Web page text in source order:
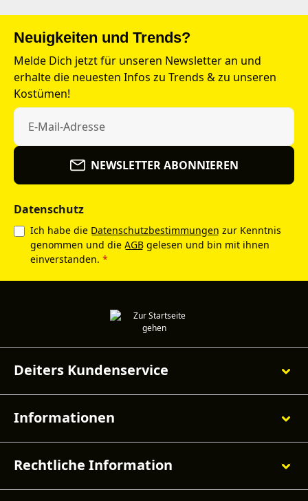
Neuigkeiten und Trends?
Melde Dich jetzt für unseren Newsletter an und
erhalte die neuesten Infos zu Trends & zu unseren
Kostümen!
NEWSLETTER ABONNIEREN
Datenschutz
Ich habe die Datenschutzbestimmungen zur Kenntnis
genommen und die AGB gelesen und bin mit ihnen
einverstanden. *
Deiters Kundenservice
Informationen
Rechtliche Information